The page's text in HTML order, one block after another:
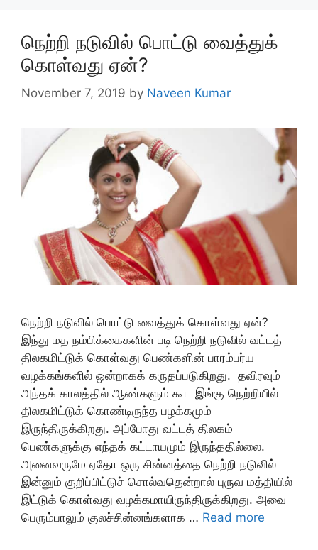
நெற்றி நடுவில் பொட்டு வைத்துக்
கொள்வது ஏன்?
November 7, 2019 by Naveen Kumar
நெற்றி நடுவில் பொட்டு வைத்துக் கொள்வது ஏன்?
இந்து மத நம்பிக்கைகளின் படி நெற்றி நடுவில் வட்டத்
திலகமிட்டுக் கொள்வது பெண்களின் பாரம்பர்ய
வழக்கங்களில் ஒன்றாகக் கருதப்படுகிறது. தவிரவும்
அந்தக் காலத்தில் ஆண்களும் கூட இங்கு நெற்றியில்
திலகமிட்டுக் கொண்டிருந்த பழக்கமும்
இருந்திருக்கிறது. அப்போது வட்டத் திலகம்
பெண்களுக்கு எந்தக் கட்டாயமும் இருந்ததில்லை.
அனைவருமே ஏதோ ஒரு சின்னத்தை நெற்றி நடுவில்
இன்னும் குறிப்பிட்டுச் சொல்வதென்றால் புருவ மத்தியில்
இட்டுக் கொள்வது வழக்கமாயிருந்திருக்கிறது. அவை
பெரும்பாலும் குலச்சின்னங்களாக … Read more